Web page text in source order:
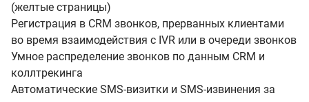
(желтые страницы)
Регистрация в CRM звонков, прерванных клиентами
во время взаимодействия с IVR или в очереди звонков
Умное распределение звонков по данным CRM и
коллтрекинга
Автоматические SMS-визитки и SMS-извинения за